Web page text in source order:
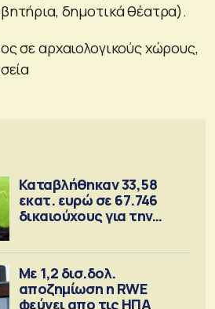
δημοτικά θέατρα).
σε αρχαιολογικούς χώρους,
Καταβλήθηκαν 33,58
εκατ. ευρώ σε 67.746
δικαιούχους για την
Με 1,2 δισ.δολ.
αποζημίωση η RWE
φεύγει απο τις ΗΠΑ